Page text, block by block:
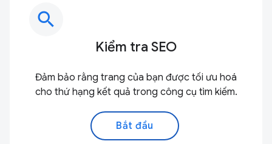
search
Kiểm tra SEO
Đảm bảo rằng trang của bạn được tối ưu hoá
cho thứ hạng kết quả trong công cụ tìm kiếm.
Bắt đầu